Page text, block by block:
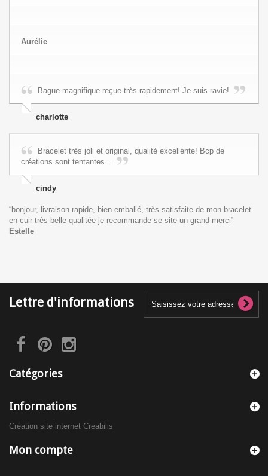
Aurélie
Bague magnifique reçue très rapidement! Je suis ravie!
charlotte
Bracelet très joli et original, qualité excellente! Bcp de
créations sont tentantes...
cindy
“bonjour, livraison rapide, bien emballé, très satisfaite de mon bracelet
en cuir très belle qualitée je recommande se site un grand merci”
Estelle
Lettre d'informations
Catégories
Informations
Création site internet Creabilis
Mon compte